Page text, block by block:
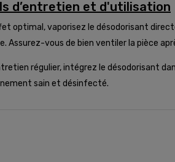
d’entretien et d'utilisation
optimal, vaporisez le désodorisant
Assurez-vous de bien ventiler la pièce
régulier, intégrez le désodorisant
sain et désinfecté.